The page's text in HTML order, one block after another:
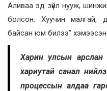
Аливаа эд зүйл нууж,
болсон. Хуучин малгай,
байсан юм билээ” хэмээсэн.
Харин улсын
хариутай санал
процессын алдаа